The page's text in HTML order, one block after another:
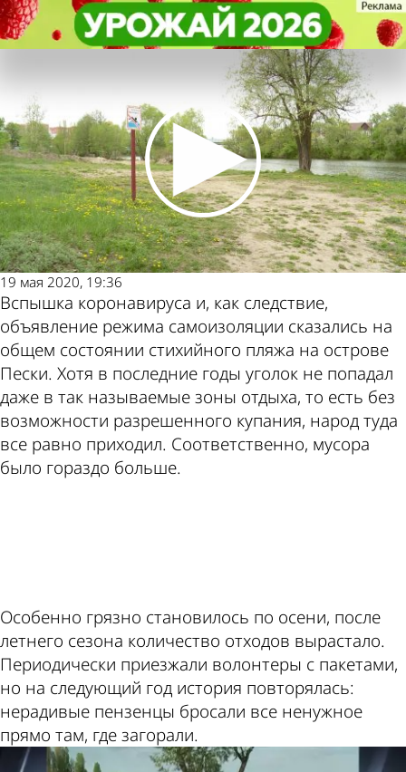
Пляж на острове Пески стал
чище из-за пандемии
Из жизни
19 мая 2020, 19:36
Вспышка коронавируса и, как следствие,
объявление режима самоизоляции сказались на
общем состоянии стихийного пляжа на острове
Пески. Хотя в последние годы уголок не попадал
даже в так называемые зоны отдыха, то есть без
возможности разрешенного купания, народ туда
все равно приходил. Соответственно, мусора
было гораздо больше.
Особенно грязно становилось по осени, после
летнего сезона количество отходов вырастало.
Периодически приезжали волонтеры с пакетами,
но на следующий год история повторялась:
нерадивые пензенцы бросали все ненужное
прямо там, где загорали.
Пляж на острове Пески стал
чище из-за пандемии
Из жизни
Другие
новости по
теме
Погода и
курсы валют
в Пензе